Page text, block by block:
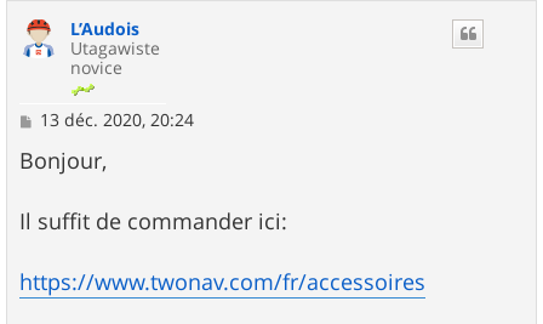
L’Audois
Utagawiste
novice
M
s
s
g
e
13 déc. 2020, 20:24
Bonjour,
Il suffit de commander ici:
https://www.twonav.com/fr/accessoires